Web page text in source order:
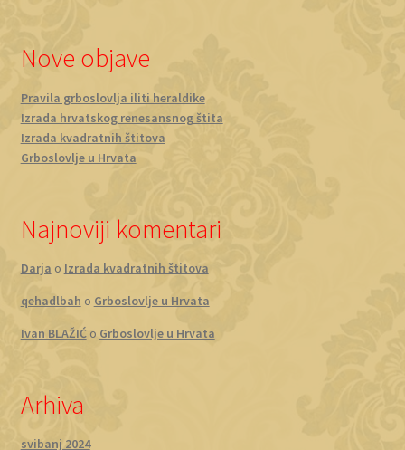
Nove objave
Pravila grboslovlja iliti heraldike
Izrada hrvatskog renesansnog štita
Izrada kvadratnih štitova
Grboslovlje u Hrvata
Najnoviji komentari
Darja o Izrada kvadratnih štitova
qehadlbah o Grboslovlje u Hrvata
Ivan BLAŽIĆo Grboslovlje u Hrvata
Arhiva
svibanj 2024